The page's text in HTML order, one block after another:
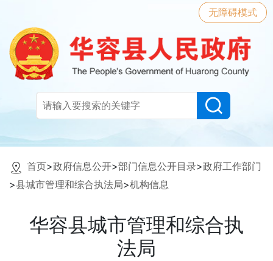
无障碍模式
首页>政府信息公开>部门信息公开目录>政府工作部门
>县城市管理和综合执法局>机构信息
华容县城市管理和综合执
法局